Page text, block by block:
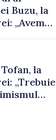
Buzu, la
„Avem
a
mai
la
„Trebuie